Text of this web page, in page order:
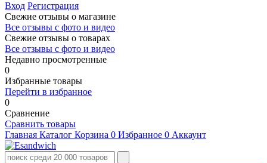
Вход Регистрация
Свежие отзывы о магазине
Все отзывы с фото и видео
Свежие отзывы о товарах
Все отзывы c фото и видео
Недавно просмотренные
0
Избранные товары
Перейти в избранное
0
Сравнение
Сравнить товары
Главная Каталог Корзина 0 Избранное 0 Аккаунт